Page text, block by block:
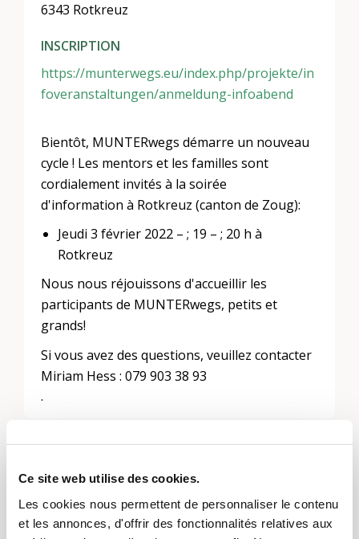
Ce site web utilise des cookies.
Les cookies nous permettent de personnaliser le contenu
et les annonces, d'offrir des fonctionnalités relatives aux
6343 Rotkreuz
INSCRIPTION
https://munterwegs.eu/index.php/projekte/in
foveranstaltungen/anmeldung-infoabend
Bientôt, MUNTERwegs démarre un nouveau
cycle ! Les mentors et les familles sont
cordialement invités à la soirée
d'information à Rotkreuz (canton de Zoug):
Jeudi 3 février 2022 – ; 19 – ; 20 h à
Rotkreuz
Nous nous réjouissons d'accueillir les
participants de MUNTERwegs, petits et
grands!
Si vous avez des questions, veuillez contacter
Miriam Hess : 079 903 38 93
.
Laisser un commentaire
Vous devezvous connecterpour publier un
commentaire.